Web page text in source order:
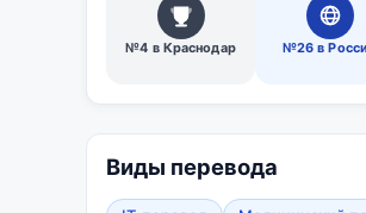
№4 в Краснодар №26 в
Виды перевода